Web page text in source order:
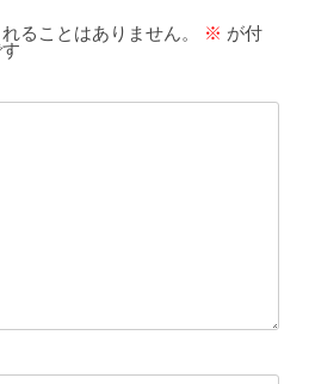
ることはありません。 ※ が付